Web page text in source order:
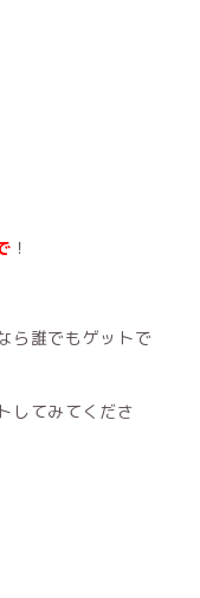
！
ら誰でもゲットで
してみてくださ